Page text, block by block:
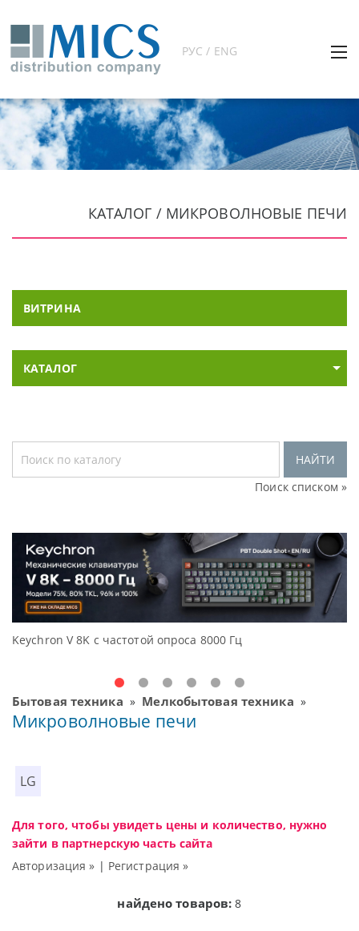
РУС / ENG
КАТАЛОГ / МИКРОВОЛНОВЫЕ ПЕЧИ
ВИТРИНА
КАТАЛОГ
НАЙТИ
Поиск списком »
опроса 8000 Гц
Доступные решения
Бытовая техника » Мелкобытовая техника »
Микроволновые печи
LG
Для того, чтобы увидеть цены и количество, нужно
зайти в партнерскую часть сайта
Авторизация » | Регистрация »
найдено товаров: 8